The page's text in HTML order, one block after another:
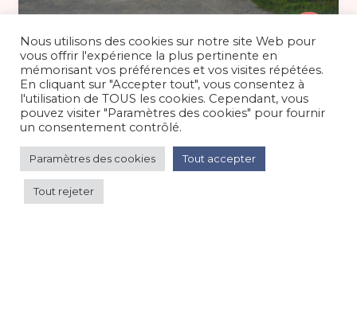
Maison 70m2 proche de la mer,
Finistère
Maison/villa/chalet/gîte/Bord de mer/océan
Nous utilisons des cookies sur notre site Web pour
vous offrir l'expérience la plus pertinente en
mémorisant vos préférences et vos visites répétées.
En cliquant sur "Accepter tout", vous consentez à
l'utilisation de TOUS les cookies. Cependant, vous
pouvez visiter "Paramètres des cookies" pour fournir
un consentement contrôlé.
Paramètres des cookies Tout accepter
Tout rejeter